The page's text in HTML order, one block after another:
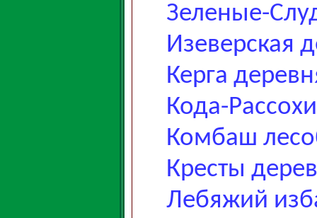
Зеленые-
Изеверская
Керга
Кода-
Комбаш
Кресты
Лебяжий